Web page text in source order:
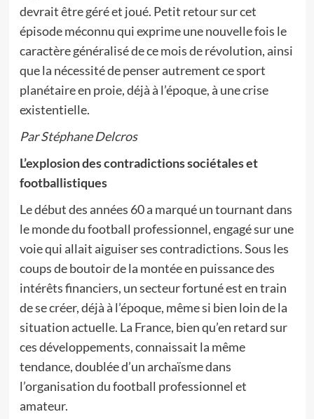
devrait être géré et joué. Petit retour sur cet
épisode méconnu qui exprime une nouvelle fois le
caractère généralisé de ce mois de révolution, ainsi
que la nécessité de penser autrement ce sport
planétaire en proie, déjà à l’époque, à une crise
existentielle.
Par Stéphane Delcros
L’explosion des contradictions sociétales et
footballistiques
Le début des années 60 a marqué un tournant dans
le monde du football professionnel, engagé sur une
voie qui allait aiguiser ses contradictions. Sous les
coups de boutoir de la montée en puissance des
intérêts financiers, un secteur fortuné est en train
de se créer, déjà à l’époque, même si bien loin de la
situation actuelle. La France, bien qu’en retard sur
ces développements, connaissait la même
tendance, doublée d’un archaïsme dans
l’organisation du football professionnel et
amateur.